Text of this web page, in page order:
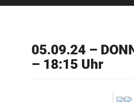
05.09.24 –
– 18:15 Uhr